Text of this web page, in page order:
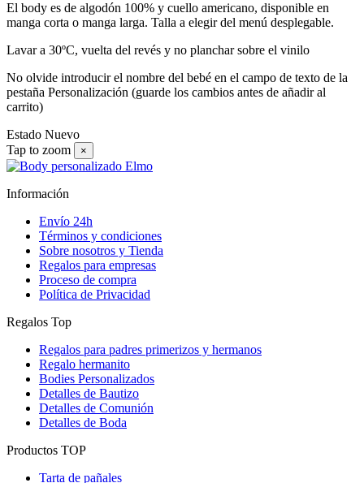
El body es de algodón 100% y cuello americano, disponible en
manga corta o manga larga. Talla a elegir del menú desplegable.
Lavar a 30ºC, vuelta del revés y no planchar sobre el vinilo
No olvide introducir el nombre del bebé en el campo de texto de la
pestaña Personalización (guarde los cambios antes de añadir al
carrito)
Estado Nuevo
Tap to zoom
×
Información
Envío 24h
Términos y condiciones
Sobre nosotros y Tienda
Regalos para empresas
Proceso de compra
Política de Privacidad
Regalos Top
Regalos para padres primerizos y hermanos
Regalo hermanito
Bodies Personalizados
Detalles de Bautizo
Detalles de Comunión
Detalles de Boda
Productos TOP
Tarta de pañales